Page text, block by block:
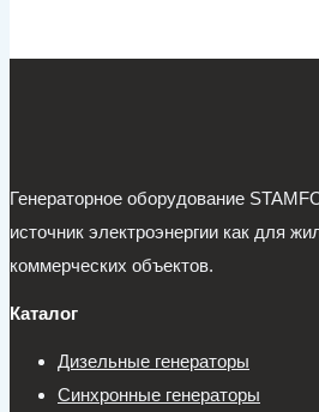
Генераторное оборудование
источник электроэнергии как для
коммерческих объектов.
Каталог
Дизельные генераторы
Синхронные генераторы